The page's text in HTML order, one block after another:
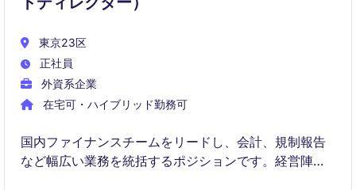
東京23区
正社員
外資系企業
在宅可・ハイブリッド勤務可
国内ファイナンスチームをリードし、会計、規制報告
など幅広い業務を統括するポジションです。経営陣の